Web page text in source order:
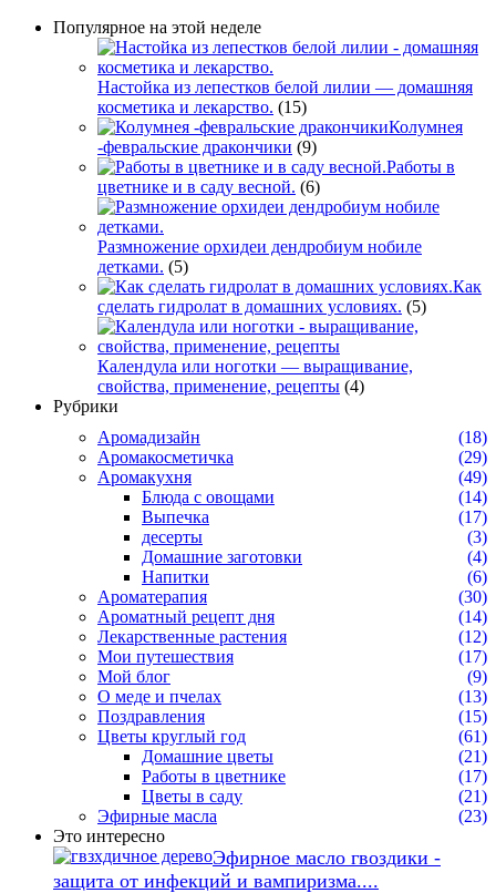
Популярное на этой неделе
Настойка из лепестков белой лилии — домашняя
косметика и лекарство. (15)
Колумнея
-февральские дракончики (9)
Работы в
цветнике и в саду весной. (6)
Размножение орхидеи дендробиум нобиле
детками. (5)
Как
сделать гидролат в домашних условиях. (5)
Календула или ноготки — выращивание,
свойства, применение, рецепты (4)
Рубрики
Аромадизайн
(18)
Аромакосметичка
(29)
Аромакухня
(49)
Блюда с овощами
(14)
Выпечка
(17)
десерты
(3)
Домашние заготовки
(4)
Напитки
(6)
Ароматерапия
(30)
Ароматный рецепт дня
(14)
Лекарственные растения
(12)
Мои путешествия
(17)
Мой блог
(9)
О меде и пчелах
(13)
Поздравления
(15)
Цветы круглый год
(61)
Домашние цветы
(21)
Работы в цветнике
(17)
Цветы в саду
(21)
Эфирные масла
(23)
Это интересно
Эфирное масло гвоздики -
защита от инфекций и вампиризма....